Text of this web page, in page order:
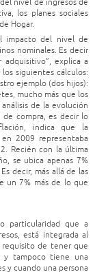
nivel de ingresos de
los planes sociales
Hogar.
impacto del nivel de
nominales. Es decir
explica a
siguientes cálculos:
ejemplo (dos hijos):
mucho más que los
de la evolución
de compra, es decir lo
indica que la
2009 representaba
Recién con la última
se ubica apenas 7%
decir, más allá de las
un 7% más de lo que
particularidad que a
está integrada al
requisito de tener que
y tampoco tiene una
y cuando una persona